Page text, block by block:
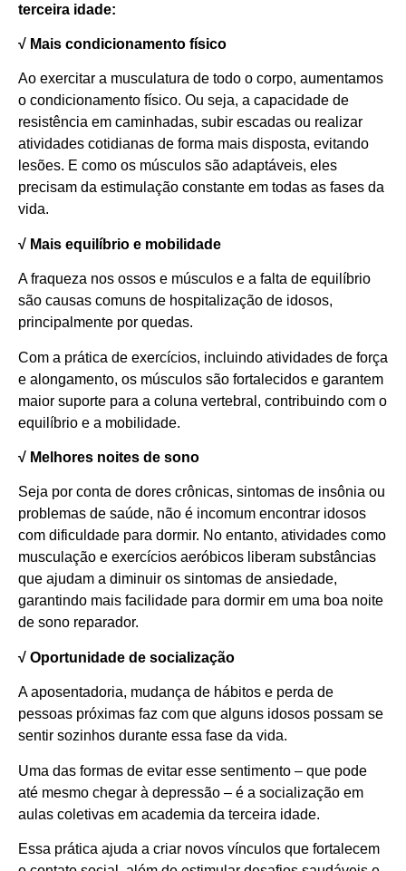
terceira idade:
√ Mais condicionamento físico
Ao exercitar a musculatura de todo o corpo, aumentamos
o condicionamento físico. Ou seja, a capacidade de
resistência em caminhadas, subir escadas ou realizar
atividades cotidianas de forma mais disposta, evitando
lesões. E como os músculos são adaptáveis, eles
precisam da estimulação constante em todas as fases da
vida.
√ Mais equilíbrio e mobilidade
A fraqueza nos ossos e músculos e a falta de equilíbrio
são causas comuns de hospitalização de idosos,
principalmente por quedas.
Com a prática de exercícios, incluindo atividades de força
e alongamento, os músculos são fortalecidos e garantem
maior suporte para a coluna vertebral, contribuindo com o
equilíbrio e a mobilidade.
√ Melhores noites de sono
Seja por conta de dores crônicas, sintomas de insônia ou
problemas de saúde, não é incomum encontrar idosos
com dificuldade para dormir. No entanto, atividades como
musculação e exercícios aeróbicos liberam substâncias
que ajudam a diminuir os sintomas de ansiedade,
garantindo mais facilidade para dormir em uma boa noite
de sono reparador.
√ Oportunidade de socialização
A aposentadoria, mudança de hábitos e perda de
pessoas próximas faz com que alguns idosos possam se
sentir sozinhos durante essa fase da vida.
Uma das formas de evitar esse sentimento – que pode
até mesmo chegar à depressão – é a socialização em
aulas coletivas em academia da terceira idade.
Essa prática ajuda a criar novos vínculos que fortalecem